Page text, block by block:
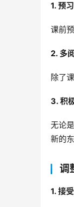
1. 预
课前
2. 多
除了
3. 积
无论
新的东
调
1. 接